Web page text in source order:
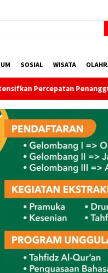
SOSIAL WISATA
Tuberkulosis